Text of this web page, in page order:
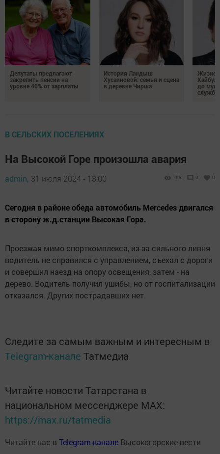
Депутаты предлагают
закрепить пенсии на
уровне 40% от зарплаты
История Ландыш
Хусаиновой: семья и сцена
в деревне Чирша
до
службы
В СЕЛЬСКИХ ПОСЕЛЕНИЯХ
На Высокой Горе произошла авария
admin, 31 июля 2024 - 13:00 798 0 0
Сегодня в районе обеда автомобиль Mercedes двигался
в сторону ж.д.станции Высокая Гора.
Проезжая мимо спорткомплекса, из-за сильного ливня
водитель не справился с управлением, съехал с дороги
и совершил наезд на опору освещения, затем - на
дерево. Водитель получил ушибы, но от госпитализации
отказался. Других пострадавших нет.
Следите за самым важным и интересным в
Telegram-канале Татмедиа
Читайте новости Татарстана в
национальном мессенджере MАХ:
https://max.ru/tatmedia
Читайте нас в Telegram-канале Высокогорские вести